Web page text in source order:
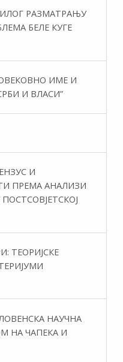
РАЗМАТРАЊУ
БЕЛЕ КУГЕ
ИМЕ И
И ВЛАСИ”
И
ПРЕМА АНАЛИЗИ
ТЕОРИЈСКЕ
НАУЧНА
НА ЧАПЕКА И